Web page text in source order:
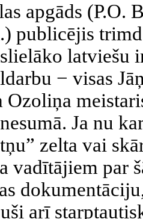
apgāds (P.O.
publicējis
latviešu
− visas
Ozoliņa
Ja nu
zelta vai
vadītājiem par
arī